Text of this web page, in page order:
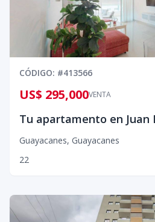
CÓDIGO: #413566
VENTA
US$ 295,000
Guayacanes, Guayacanes
22